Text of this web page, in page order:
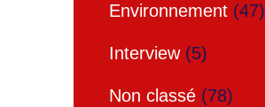
Environnement (47)
Interview(5)
Non classé (78)